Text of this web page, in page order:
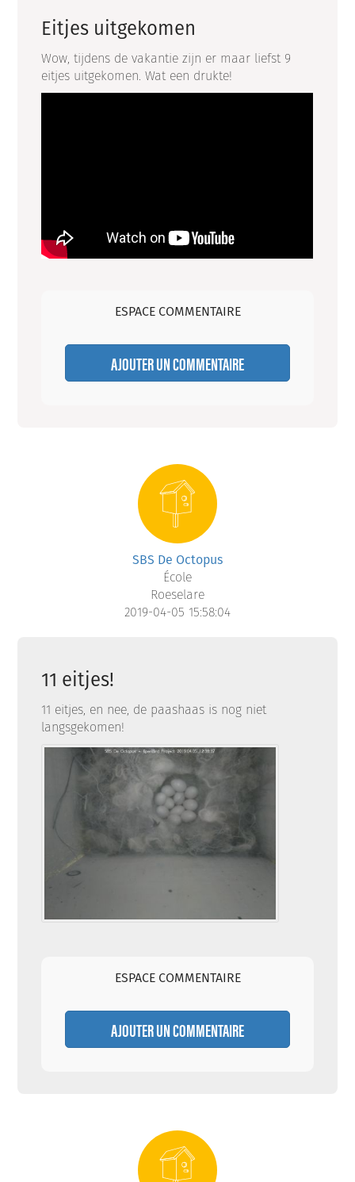
Eitjes uitgekomen
Wow, tijdens de vakantie zijn er maar liefst 9
eitjes uitgekomen. Wat een drukte!
ESPACE COMMENTAIRE
AJOUTER UN COMMENTAIRE
SBS De Octopus
École
Roeselare
2019-04-05 15:58:04
11 eitjes!
11 eitjes, en nee, de paashaas is nog niet
langsgekomen!
ESPACE COMMENTAIRE
AJOUTER UN COMMENTAIRE